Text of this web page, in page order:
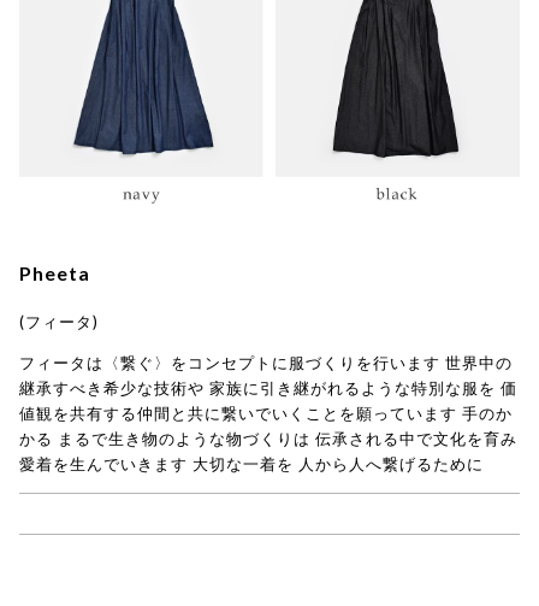
Pheeta
(フィータ)
フィータは〈繋ぐ〉をコンセプトに服づくりを行います 世界中の
継承すべき希少な技術や 家族に引き継がれるような特別な服を 価
値観を共有する仲間と共に繋いでいくことを願っています 手のか
かる まるで生き物のような物づくりは 伝承される中で文化を育み
愛着を生んでいきます 大切な一着を 人から人へ繋げるために